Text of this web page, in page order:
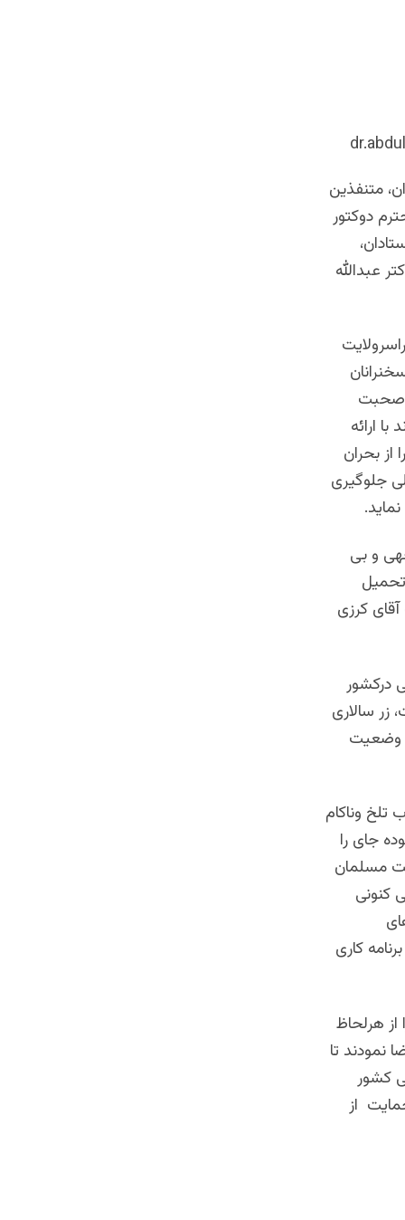
متنفذین
دوکتور
عبدالله
ادامه داشت. سخنرانان
صحبت
ارائه
بحران
جلوگیری
و بی
کرزی
درکشور
زر سالاری
وضعیت
وناکام
جای را
مسلمان
کنونی
کاری
از هرلحاظ
نمودند تا
کشور
از